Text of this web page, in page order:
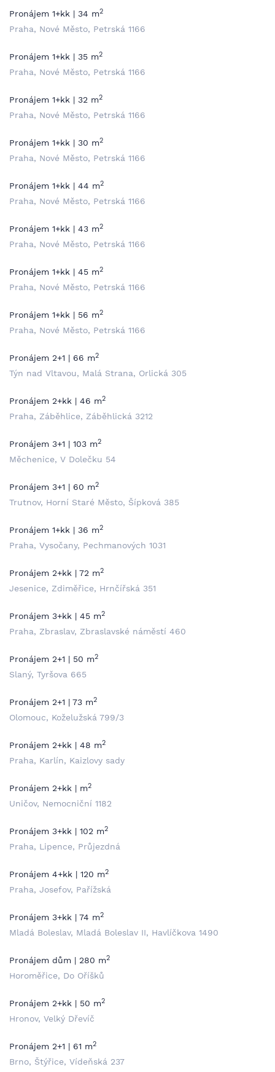
Pronájem 1+kk | 34 m2
Praha, Nové Město, Petrská 1166
Pronájem 1+kk | 35 m2
Praha, Nové Město, Petrská 1166
Pronájem 1+kk | 32 m2
Praha, Nové Město, Petrská 1166
Pronájem 1+kk | 30 m2
Praha, Nové Město, Petrská 1166
Pronájem 1+kk | 44 m2
Praha, Nové Město, Petrská 1166
Pronájem 1+kk | 43 m2
Praha, Nové Město, Petrská 1166
Pronájem 1+kk | 45 m2
Praha, Nové Město, Petrská 1166
Pronájem 1+kk | 56 m2
Praha, Nové Město, Petrská 1166
Pronájem 2+1 | 66 m2
Týn nad Vltavou, Malá Strana, Orlická 305
Pronájem 2+kk | 46 m2
Praha, Záběhlice, Záběhlická 3212
Pronájem 3+1 | 103 m2
Měchenice, V Dolečku 54
Pronájem 3+1 | 60 m2
Trutnov, Horní Staré Město, Šípková 385
Pronájem 1+kk | 36 m2
Praha, Vysočany, Pechmanových 1031
Pronájem 2+kk | 72 m2
Jesenice, Zdiměřice, Hrnčířská 351
Pronájem 3+kk | 45 m2
Praha, Zbraslav, Zbraslavské náměstí 460
Pronájem 2+1 | 50 m2
Slaný, Tyršova 665
Pronájem 2+1 | 73 m2
Olomouc, Koželužská 799/3
Pronájem 2+kk | 48 m2
Praha, Karlín, Kaizlovy sady
Pronájem 2+kk | m2
Uničov, Nemocniční 1182
Pronájem 3+kk | 102 m2
Praha, Lipence, Průjezdná
Pronájem 4+kk | 120 m2
Praha, Josefov, Pařížská
Pronájem 3+kk | 74 m2
Mladá Boleslav, Mladá Boleslav II, Havlíčkova 1490
Pronájem dům | 280 m2
Horoměřice, Do Oříšků
Pronájem 2+kk | 50 m2
Hronov, Velký Dřevíč
Pronájem 2+1 | 61 m2
Brno, Štýřice, Vídeňská 237